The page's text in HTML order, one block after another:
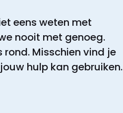
eens weten met
nooit met genoeg.
rond. Misschien vind je
hulp kan gebruiken.